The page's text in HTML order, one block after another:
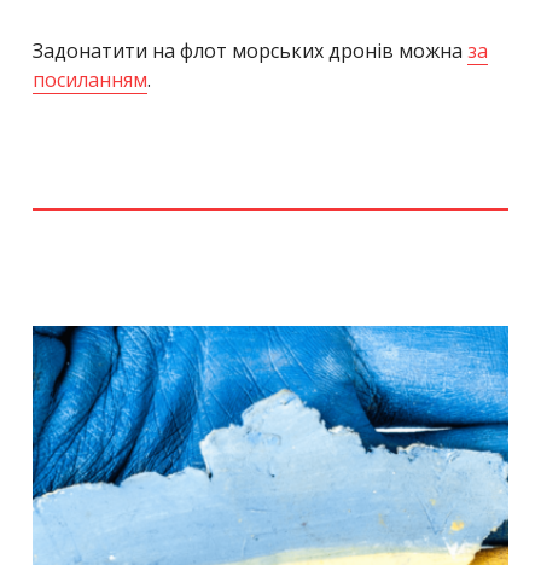
Задонатити на флот морських дронів можна за
посиланням.